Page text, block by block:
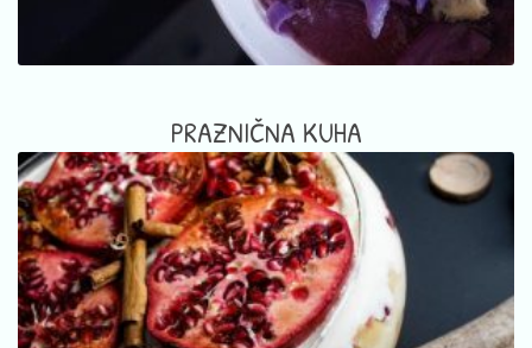
PRAZNIČNA KUHA